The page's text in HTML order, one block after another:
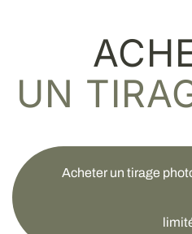
UN
Acheter un tirage